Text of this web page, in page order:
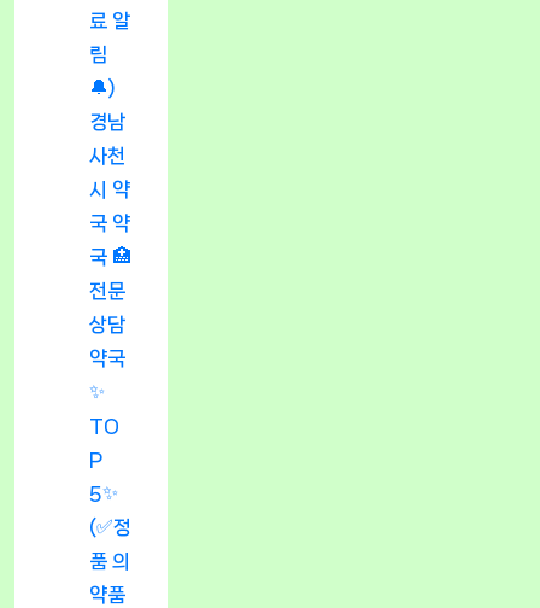
료 알
림
🔔)
경남
사천
시 약
국 약
국 🏥
전문
상담
약국
✨
TO
P
5✨
(✅정
품 의
약품